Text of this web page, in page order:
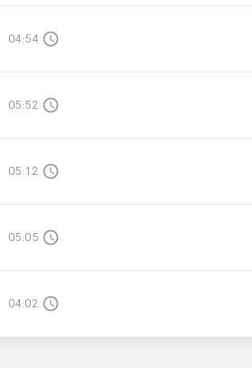
04:54
05:52
05:12
05:05
04:02